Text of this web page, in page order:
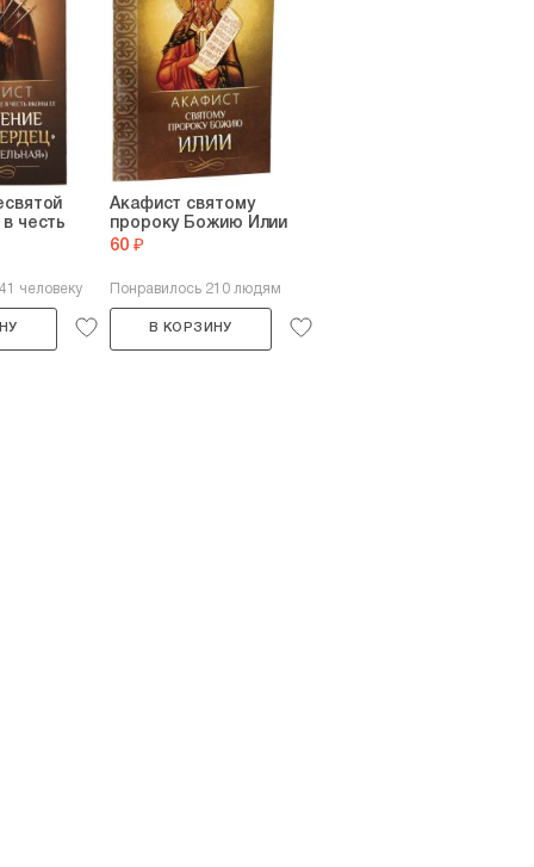
честь
человеку
Акафист святому
пророку Божию Илии
60 ₽
Понравилось 210 людям
В КОРЗИНУ